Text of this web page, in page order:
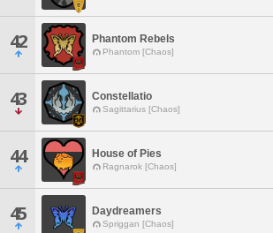
42 Phantom Rebels
Phantom [Chaos]
43 Constellatio
Sagittarius [Chaos]
44 House of Pies
Ragnarok [Chaos]
45 Daydreamers
Spriggan [Chaos]